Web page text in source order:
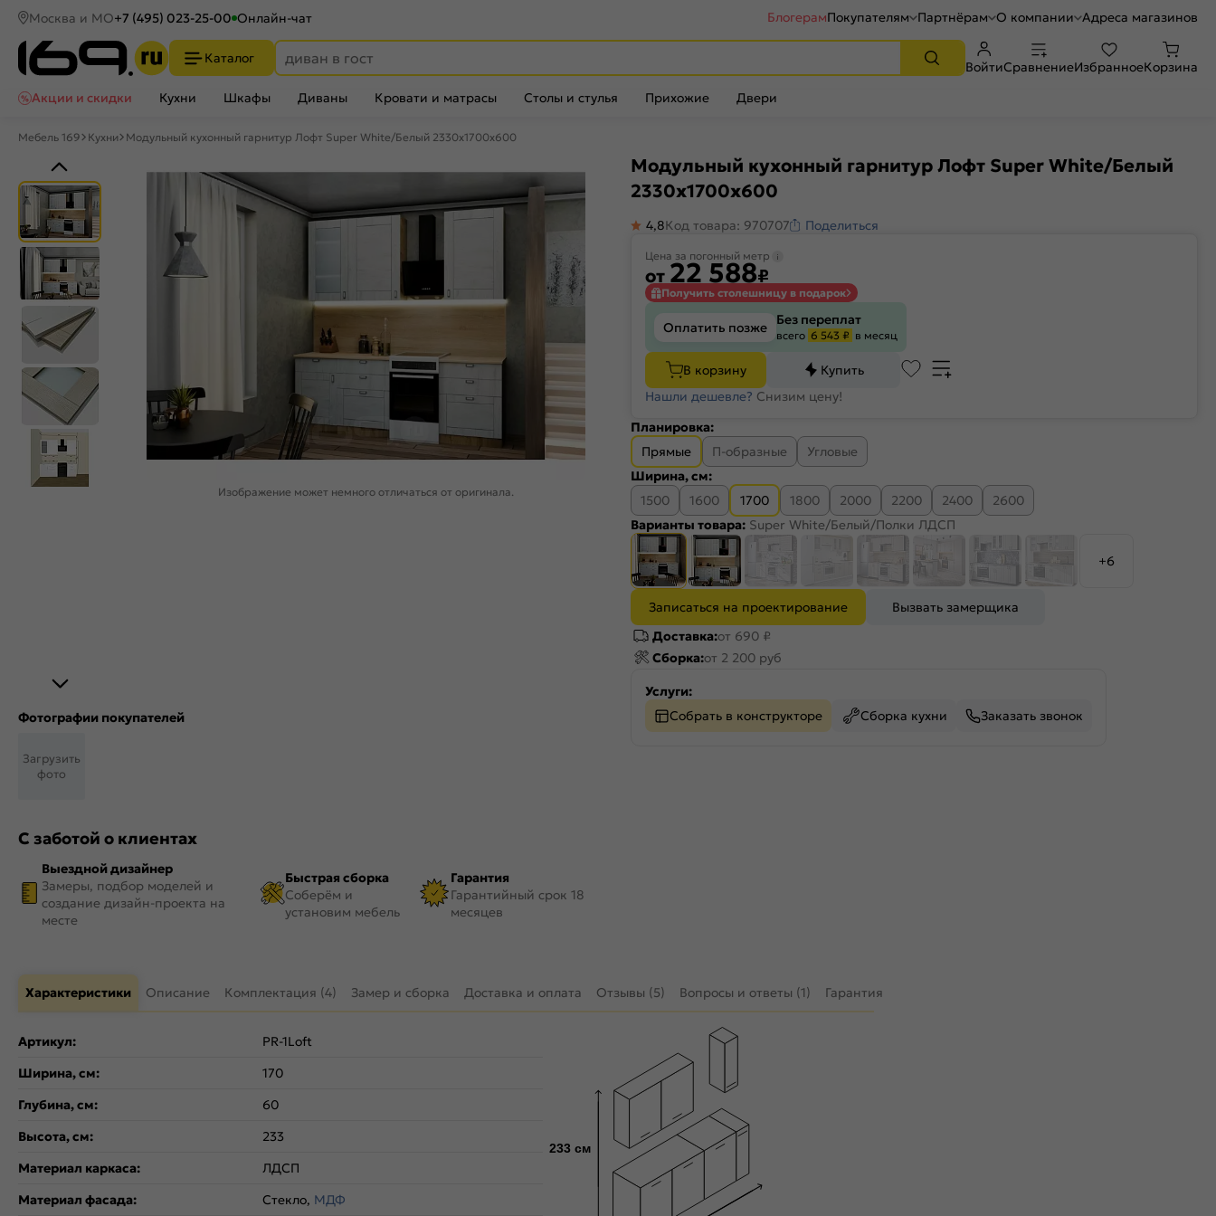
Москва и МО+7 (495) 023-25-00 Онлайн-чат БлогерамПокупателям Партнёрам О компании Адреса магазинов
Каталог
ВойтиСравнениеИзбранноеКорзина
Акции и скидки
Кухни Шкафы Диваны Кровати и матрасы Столы и стулья Прихожие Двери
Мебель 169 Кухни Модульный кухонный гарнитур Лофт Super White/Белый 2330x1700x600
Изображение может немного отличаться от оригинала.
Фотографии покупателей
Загрузить
фото
С заботой о клиентах
Выездной дизайнер
Замеры, подбор моделей и
создание дизайн-проекта на
месте
Быстрая сборка
Соберём и
установим мебель
Гарантия
Гарантийный срок 18
месяцев
Модульный кухонный гарнитур Лофт Super White/Белый
2330x1700x600
4,8Код товара: 970707 Поделиться
Цена за погонный метр
от 22 588₽
Получить столешницу в подарок
Оплатить позже Без переплат
всего 6 543 ₽ в месяц
В корзину
Купить
Нашли дешевле? Снизим цену!
Планировка:
Прямые
П-образные
Угловые
Ширина, см:
1500
1600 1700 1800 2000 2200 2400
2600
Варианты товара: Super White/Белый/Полки ЛДСП
+6
Записаться на проектирование
Вызвать замерщика
Доставка:от 690 ₽
Сборка:от 2 200 руб
Услуги:
Собрать в конструкторе
Сборка кухни Заказать звонок
Характеристики Описание Комплектация (4) Замер и сборка Доставка и оплата Отзывы (5) Вопросы и ответы (1) Гарантия
Артикул:
PR-1Loft
Ширина, см:
170
Глубина, см:
60
Высота, см:
233
Материал каркаса:
ЛДСП
Материал фасада:
Стекло, МДФ